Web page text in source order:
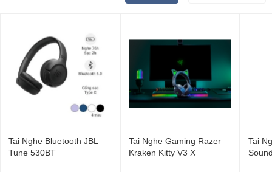
Tai Nghe Bluetooth JBL
Tune 530BT
Tai Nghe Gaming Razer
Kraken Kitty V3 X
Tai